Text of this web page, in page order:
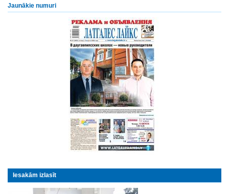
Jaunākie numuri
Iesakām izlasīt